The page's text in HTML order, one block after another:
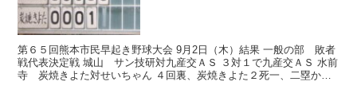
第６５回熊本市民早起き野球大会 9月2日（木）結果 一般の部 敗者
戦代表決定戦 城山 サン技研対九産交ＡＳ ３対１で九産交ＡＳ 水前
寺 炭焼きよた対せいちゃん ４回裏、炭焼きよた２死一、二塁から